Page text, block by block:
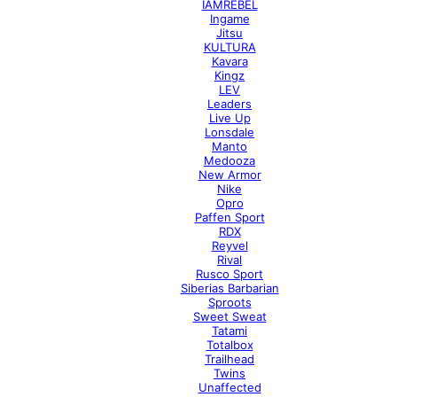
IAMREBEL
Ingame
Jitsu
KULTURA
Kavara
Kingz
LEV
Leaders
Live Up
Lonsdale
Manto
Medooza
New Armor
Nike
Opro
Paffen Sport
RDX
Reyvel
Rival
Rusco Sport
Siberias Barbarian
Sproots
Sweet Sweat
Tatami
Totalbox
Trailhead
Twins
Unaffected